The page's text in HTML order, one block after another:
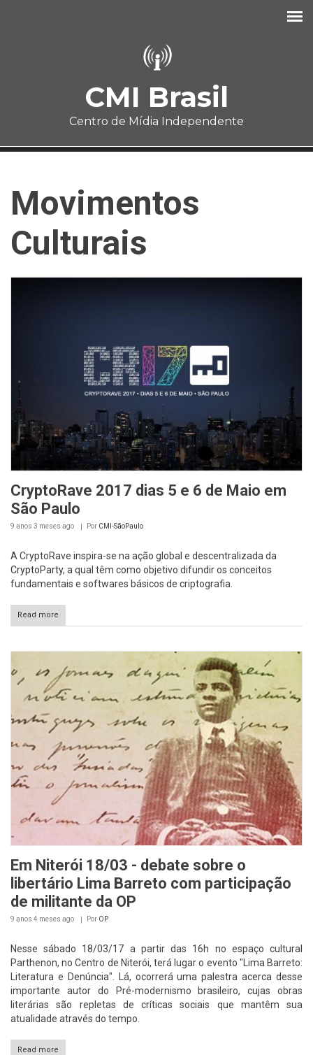
CMI Brasil
Centro de Mídia Independente
Movimentos
Culturais
CryptoRave 2017 dias 5 e 6 de Maio em
São Paulo
9 anos 3 meses ago Por CMI-SãoPaulo
A CryptoRave inspira-se na ação global e descentralizada da
CryptoParty, a qual têm como objetivo difundir os conceitos
fundamentais e softwares básicos de criptografia.
Read more
Em Niterói 18/03 - debate sobre o
libertário Lima Barreto com participação
de militante da OP
9 anos 4 meses ago Por OP
Nesse sábado 18/03/17 a partir das 16h no espaço cultural
Parthenon, no Centro de Niterói, terá lugar o evento "Lima Barreto:
Literatura e Denúncia". Lá, ocorrerá uma palestra acerca desse
importante autor do Pré-modernismo brasileiro, cujas obras
literárias são repletas de críticas sociais que mantêm sua
atualidade através do tempo.
Read more